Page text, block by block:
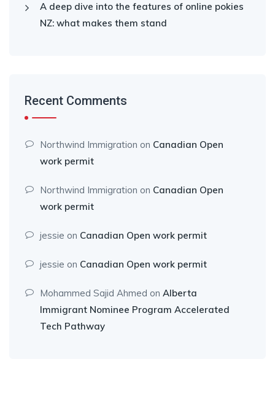
A deep dive into the features of online pokies
NZ: what makes them stand
Recent Comments
Northwind Immigration on Canadian Open
work permit
Northwind Immigration on Canadian Open
work permit
jessie on Canadian Open work permit
jessie on Canadian Open work permit
Mohammed Sajid Ahmed on Alberta
Immigrant Nominee Program Accelerated
Tech Pathway